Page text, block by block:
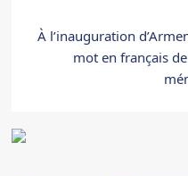
Navigation
d’article
À l’inauguration
mot en français